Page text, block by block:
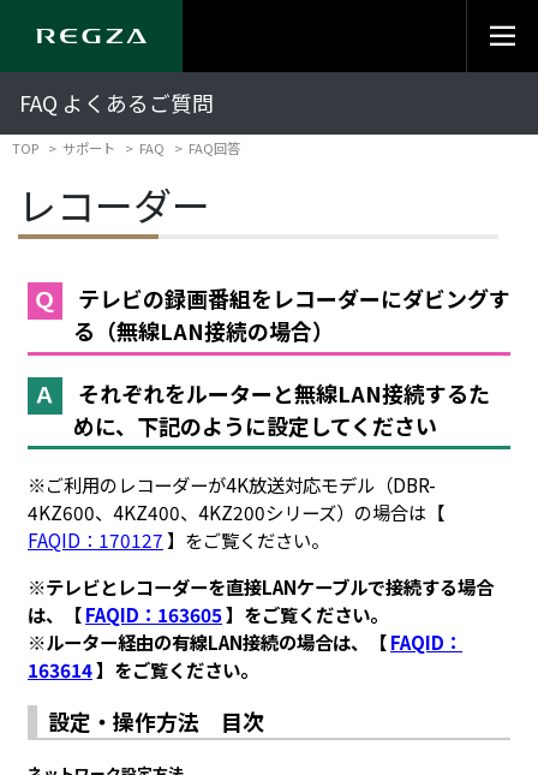
FAQ よくあるご質問
TOP サポート FAQ FAQ回答
レコーダー